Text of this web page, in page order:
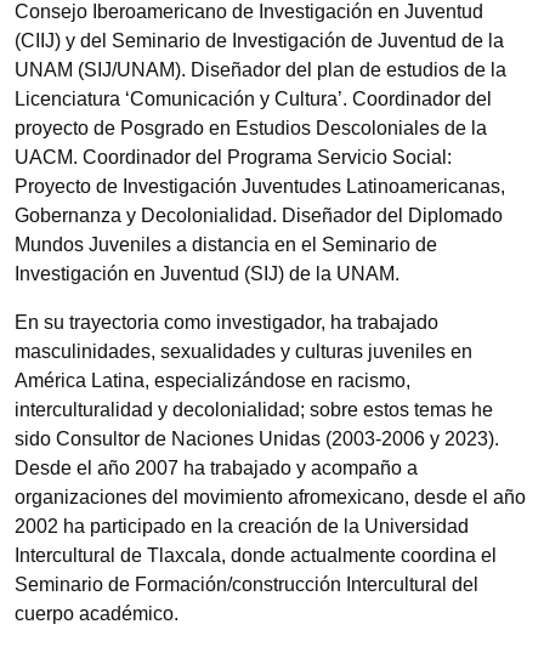
Consejo Iberoamericano de Investigación en Juventud
(CIIJ) y del Seminario de Investigación de Juventud de la
UNAM (SIJ/UNAM). Diseñador del plan de estudios de la
Licenciatura ‘Comunicación y Cultura’. Coordinador del
proyecto de Posgrado en Estudios Descoloniales de la
UACM. Coordinador del Programa Servicio Social:
Proyecto de Investigación Juventudes Latinoamericanas,
Gobernanza y Decolonialidad. Diseñador del Diplomado
Mundos Juveniles a distancia en el Seminario de
Investigación en Juventud (SIJ) de la UNAM.
En su trayectoria como investigador, ha trabajado
masculinidades, sexualidades y culturas juveniles en
América Latina, especializándose en racismo,
interculturalidad y decolonialidad; sobre estos temas he
sido Consultor de Naciones Unidas (2003-2006 y 2023).
Desde el año 2007 ha trabajado y acompaño a
organizaciones del movimiento afromexicano, desde el año
2002 ha participado en la creación de la Universidad
Intercultural de Tlaxcala, donde actualmente coordina el
Seminario de Formación/construcción Intercultural del
cuerpo académico.